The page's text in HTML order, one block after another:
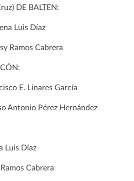
DE BALTEN:
Luis Díaz
Cabrera
E. Linares García
Pérez Hernández
Díaz
Cabrera